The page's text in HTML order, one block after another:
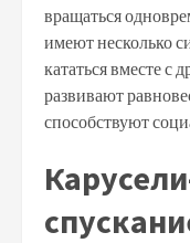
вращаться
имеют несколько
кататься вместе с
развивают
способствуют